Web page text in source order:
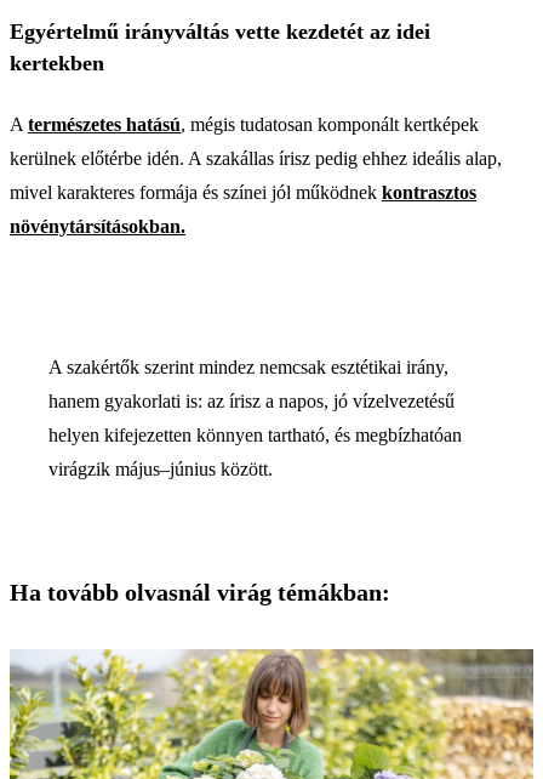
Egyértelmű irányváltás vette kezdetét az idei
kertekben
A természetes hatású, mégis tudatosan komponált kertképek
kerülnek előtérbe idén. A szakállas írisz pedig ehhez ideális alap,
mivel karakteres formája és színei jól működnek kontrasztos
növénytársításokban.
A szakértők szerint mindez nemcsak esztétikai irány,
hanem gyakorlati is: az írisz a napos, jó vízelvezetésű
helyen kifejezetten könnyen tartható, és megbízhatóan
virágzik május–június között.
Ha tovább olvasnál virág témákban: